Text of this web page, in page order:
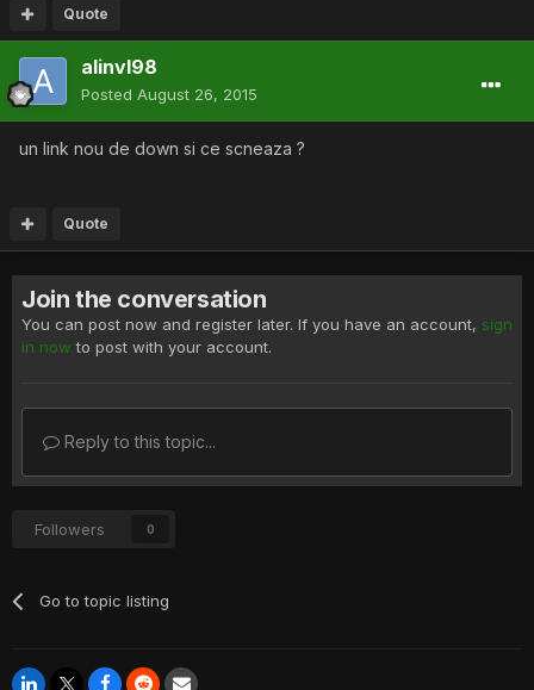
Quote
alinvl98
Posted August 26, 2015
un link nou de down si ce scneaza ?
Quote
Join the conversation
You can post now and register later. If you have an account, sign
in now to post with your account.
Reply to this topic...
Followers 0
Go to topic listing